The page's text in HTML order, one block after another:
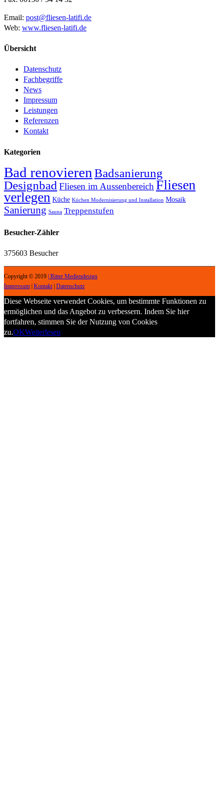
Email: post@fliesen-latifi.de
Web: www.fliesen-latifi.de
Übersicht
Datenschutz
Fachbegriffe
News
Impressum
Leistungen
Referenzen
Kontakt
Kategorien
Bad renovieren Badsanierung
Designbad Fliesen im Aussenbereich Fliesen
verlegen Küche Küchen Modernisierung und Installation Mosaik
Sanierung Sauna Treppenstufen
Besucher-Zähler
375603 Besucher
Copyright © 2019 | Ritter Mediendesign
Impressum Kontakt| Datenschutz
Diese Webseite verwendet Cookies, um bestimmte Funktionen zu
ermöglichen und das Angebot zu verbessern. Indem Sie hier
fortfahren, stimmen Sie der Nutzung von Cookies
zu.OKWeiterlesen